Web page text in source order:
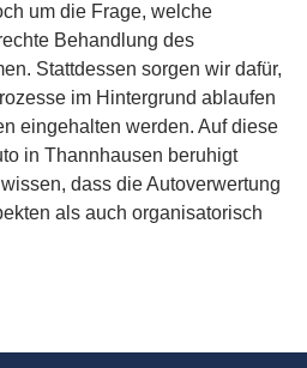
um die Frage, welche
Behandlung des
Stattdessen sorgen wir dafür,
im Hintergrund ablaufen
eingehalten werden. Auf diese
in Thannhausen beruhigt
dass die Autoverwertung
als auch organisatorisch